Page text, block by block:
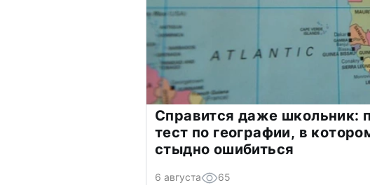
Справится даже школьник:
тест по географии, в
стыдно ошибиться
6 августа 65